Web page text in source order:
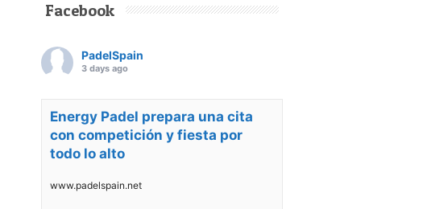
Facebook
PadelSpain
3 days ago
Energy Padel prepara una cita
con competición y fiesta por
todo lo alto
www.padelspain.net